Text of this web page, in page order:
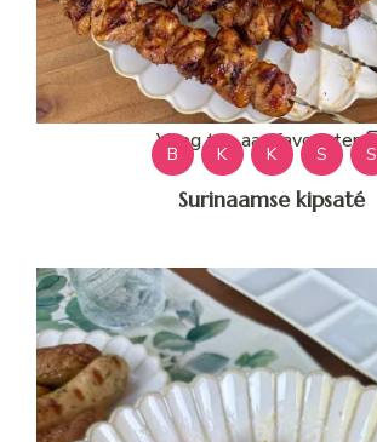
Voeg toe aan favorieten
B K K S S
Surinaamse kipsaté